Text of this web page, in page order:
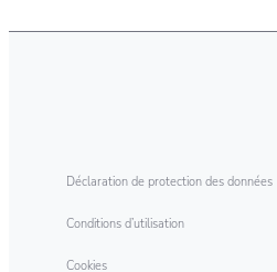
Déclaration de protection des données
Conditions d’utilisation
Cookies